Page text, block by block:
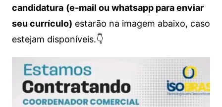
candidatura (e-mail ou whatsapp para enviar
seu currículo) estarão na imagem abaixo, caso
estejam disponíveis.👇